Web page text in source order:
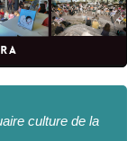
culture de la